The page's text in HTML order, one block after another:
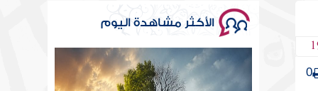
0
الأكثر مشاهدة اليوم